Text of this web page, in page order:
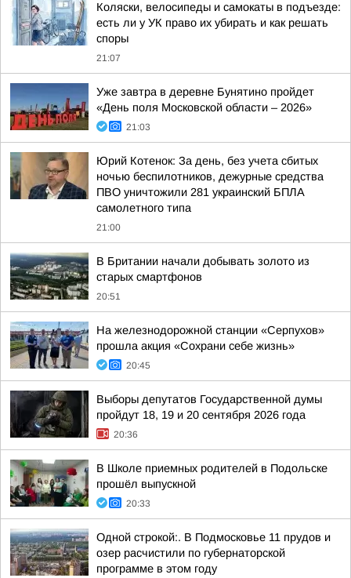
Коляски, велосипеды и самокаты в подъезде:
есть ли у УК право их убирать и как решать
споры
21:07
Уже завтра в деревне Бунятино пройдет
«День поля Московской области – 2026»
21:03
Юрий Котенок: За день, без учета сбитых
ночью беспилотников, дежурные средства
ПВО уничтожили 281 украинский БПЛА
самолетного типа
21:00
В Британии начали добывать золото из
старых смартфонов
20:51
На железнодорожной станции «Серпухов»
прошла акция «Сохрани себе жизнь»
20:45
Выборы депутатов Государственной думы
пройдут 18, 19 и 20 сентября 2026 года
20:36
В Школе приемных родителей в Подольске
прошёл выпускной
20:33
Одной строкой:. В Подмосковье 11 прудов и
озер расчистили по губернаторской
программе в этом году